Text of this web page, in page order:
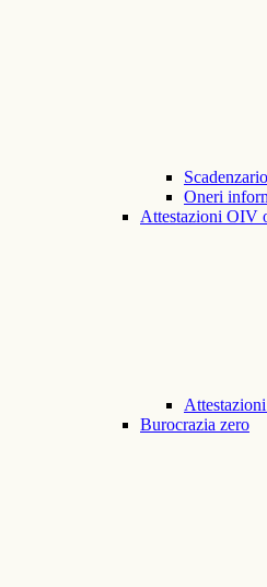
Oneri
Attestazioni OIV
Burocrazia zero